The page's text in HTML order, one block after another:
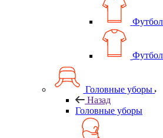
Головные уборы
Назад
Головные уборы